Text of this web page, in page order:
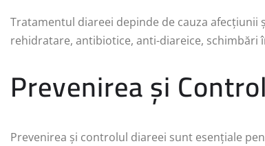
Tratamentul diareei depinde de cauza afecțiunii
rehidratare, antibiotice, anti-diareice, schimbări
Prevenirea și
Prevenirea și controlul diareei sunt esențiale